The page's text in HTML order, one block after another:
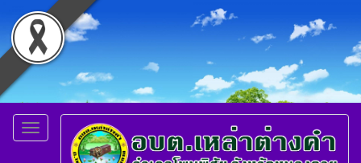
Toggle
navigation